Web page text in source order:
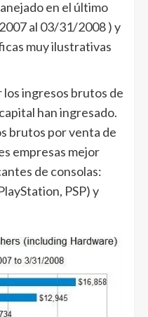
en el último
al 03/31/2008 ) y
muy ilustrativas
los ingresos brutos de
han ingresado.
brutos por venta de
empresas mejor
de consolas:
PSP) y